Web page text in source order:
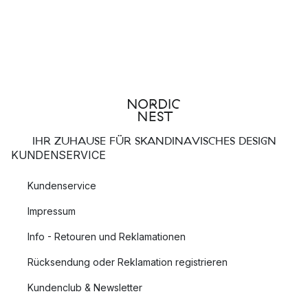
IHR ZUHAUSE FÜR SKANDINAVISCHES DESIGN
KUNDENSERVICE
Kundenservice
Impressum
Info - Retouren und Reklamationen
Rücksendung oder Reklamation registrieren
Kundenclub & Newsletter